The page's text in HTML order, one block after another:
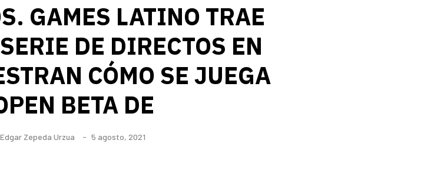
GAMES LATINO TRAE
DE DIRECTOS EN
CÓMO SE JUEGA
BETA DE
Edgar Zepeda Urzua 5 agosto, 2021